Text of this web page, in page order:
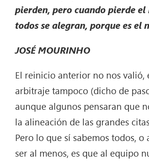
pierden, pero cuando pierde
todos se alegran, porque es el
JOSÉ MOURINHO
El reinicio anterior no nos valió,
arbitraje tampoco (dicho de
aunque algunos pensaran que
la alineación de las grandes
Pero lo que sí sabemos todos, o
ser al menos, es que al equipo